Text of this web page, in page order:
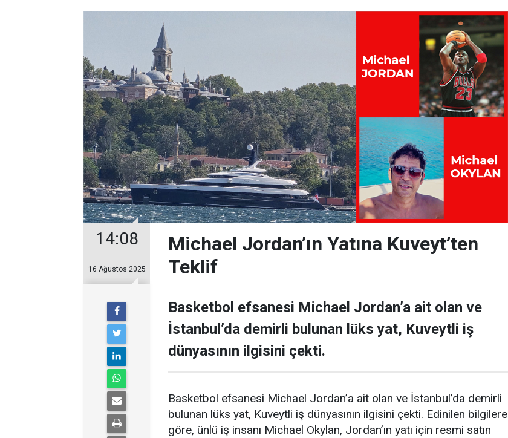
14:08
16 Ağustos 2025
Michael Jordan’ın Yatına Kuveyt’ten
Teklif
Basketbol efsanesi Michael Jordan’a ait olan ve
İstanbul’da demirli bulunan lüks yat, Kuveytli iş
dünyasının ilgisini çekti.
Basketbol efsanesi Michael Jordan’a ait olan ve İstanbul’da demirli
bulunan lüks yat, Kuveytli iş dünyasının ilgisini çekti. Edinilen bilgilere
göre, ünlü iş insanı Michael Okylan, Jordan’ın yatı için resmi satın